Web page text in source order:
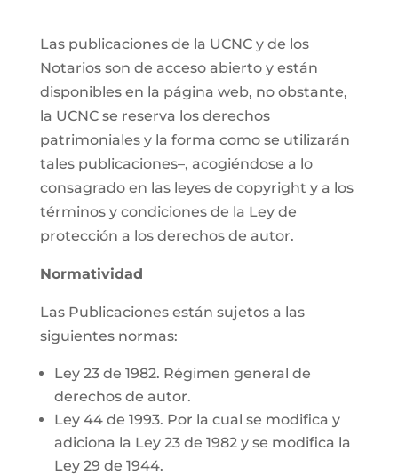
Las publicaciones de la UCNC y de los
Notarios son de acceso abierto y están
disponibles en la página web, no obstante,
la UCNC se reserva los derechos
patrimoniales y la forma como se utilizarán
tales publicaciones–, acogiéndose a lo
consagrado en las leyes de copyright y a los
términos y condiciones de la Ley de
protección a los derechos de autor.
Normatividad
Las Publicaciones están sujetos a las
siguientes normas:
Ley 23 de 1982. Régimen general de
derechos de autor.
Ley 44 de 1993. Por la cual se modifica y
adiciona la Ley 23 de 1982 y se modifica la
Ley 29 de 1944.